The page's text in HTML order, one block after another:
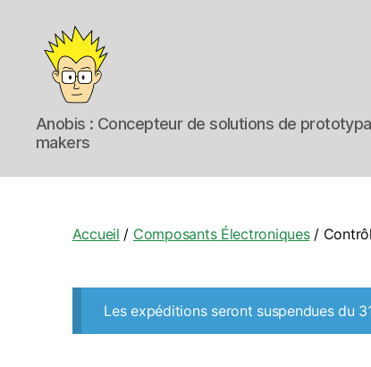
Anobis
Anobis : Concepteur de solutions de
makers
Accueil / Composants Électroniques/
Les expéditions seront suspendues du